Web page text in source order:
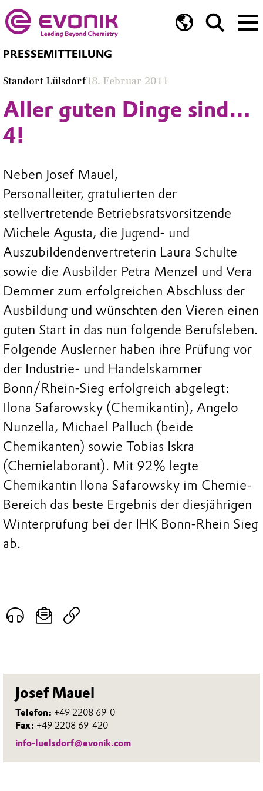
Josef Mauel
Telefon: +49 2208 69-0
Fax: +49 2208 69-420
info-luelsdorf@evonik.com
PRESSEMITTEILUNG
Standort Lülsdorf18. Februar 2011
Aller guten Dinge sind…
4!
Neben Josef Mauel,
Personalleiter, gratulierten der
stellvertretende Betriebsratsvorsitzende
Michele Agusta, die Jugend- und
Auszubildendenvertreterin Laura Schulte
sowie die Ausbilder Petra Menzel und Vera
Demmer zum erfolgreichen Abschluss der
Ausbildung und wünschten den Vieren einen
guten Start in das nun folgende Berufsleben.
Folgende Auslerner haben ihre Prüfung vor
der Industrie- und Handelskammer
Bonn/Rhein-Sieg erfolgreich abgelegt:
Ilona Safarowsky (Chemikantin), Angelo
Nunzella, Michael Palluch (beide
Chemikanten) sowie Tobias Iskra
(Chemielaborant). Mit 92% legte
Chemikantin Ilona Safarowsky im Chemie-
Bereich das beste Ergebnis der diesjährigen
Winterprüfung bei der IHK Bonn-Rhein Sieg
ab.